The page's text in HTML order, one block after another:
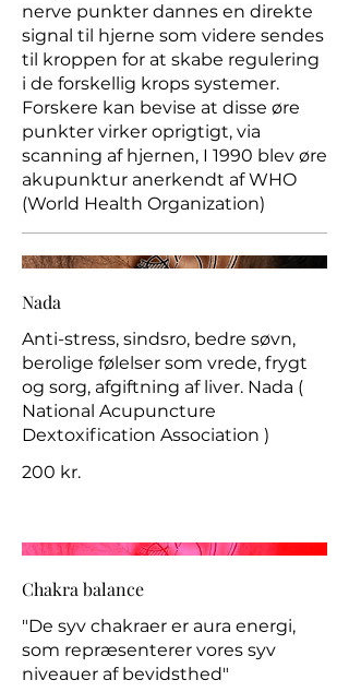
nerve punkter dannes en direkte
signal til hjerne som videre sendes
til kroppen for at skabe regulering
i de forskellig krops systemer.
Forskere kan bevise at disse øre
punkter virker oprigtigt, via
scanning af hjernen, I 1990 blev øre
akupunktur anerkendt af WHO
(World Health Organization)
Nada
Anti-stress, sindsro, bedre søvn,
berolige følelser som vrede, frygt
og sorg, afgiftning af liver. Nada (
National Acupuncture
Dextoxification Association )
200 kr.
Chakra balance
"De syv chakraer er aura energi,
som repræsenterer vores syv
niveauer af bevidsthed"